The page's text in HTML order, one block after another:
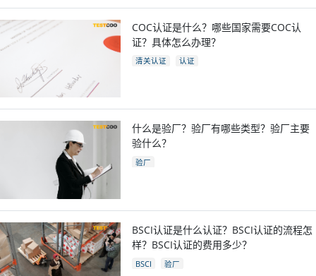
COC认证是什么？哪些国家需要COC认
证？具体怎么办理？
清关认证 认证
什么是验厂？验厂有哪些类型？验厂主要
验什么？
验厂
BSCI认证是什么认证？BSCI认证的流程怎
样？BSCI认证的费用多少？
BSCI 验厂